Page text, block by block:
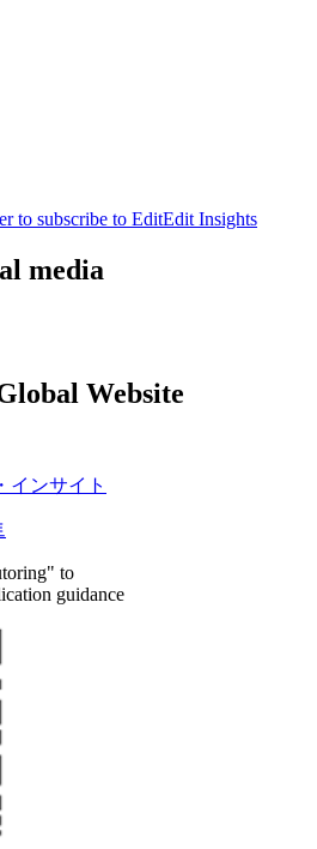
to subscribe to EditEdit Insights
media
Website
インサイト
to
guidance